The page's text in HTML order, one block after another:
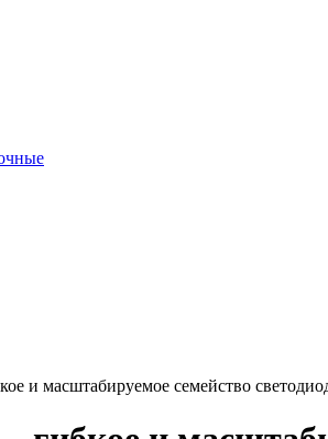
и масштабируемое семейство